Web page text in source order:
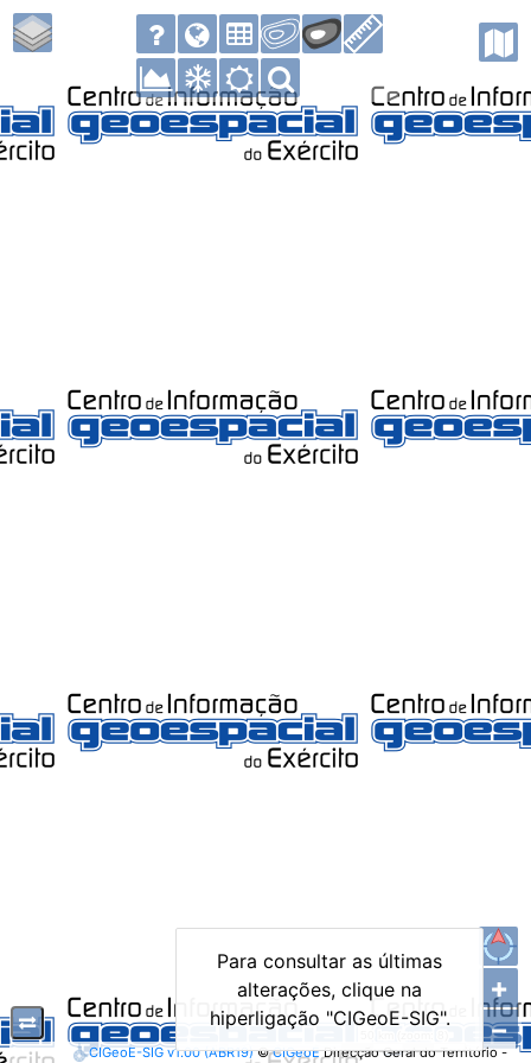
+
−
CIGeoE-SIG v1.00 (ABR19) ©CIGeoE Direcção Geral do Território -
Para consultar as últimas
alterações, clique na
hiperligação "CIGeoE-SIG".